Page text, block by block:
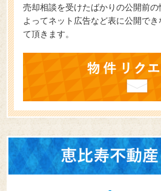
売却相談を受けたばかりの公開前
よってネット広告など表に公開で
て頂きます。